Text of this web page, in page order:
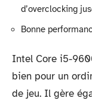
d’overclocking
Bonne
Intel Core i5-
bien pour un
de jeu. Il gère